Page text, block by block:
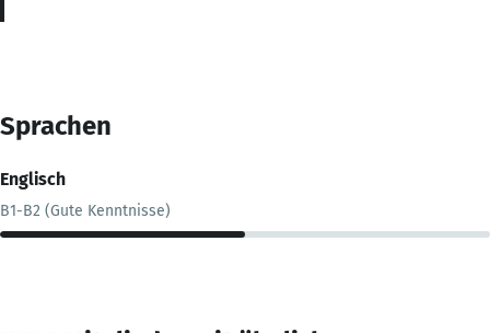
Sprachen
Englisch
B1-B2 (Gute Kenntnisse)